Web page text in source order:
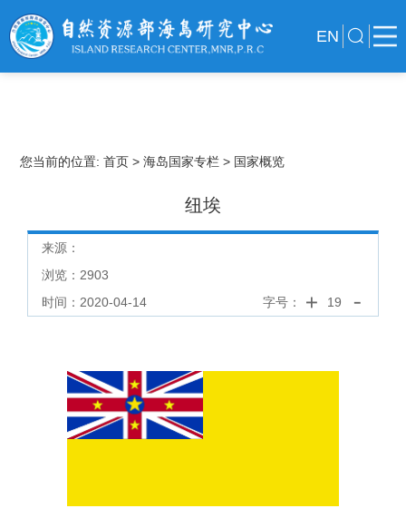
EN
您当前的位置: 首页> 海岛国家专栏 > 国家概览
纽埃
来源：
浏览： 2903
时间：2020-04-14
字号： 19